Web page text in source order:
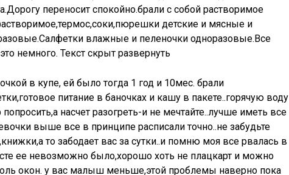
переносит спокойно.брали с собой растворимое
детские и мясные и
влажные и пеленочки одноразовые.Все
немного. Текст скрыт развернуть
в купе, ей было тогда 1 год и 10мес. брали
питание в баночках и кашу в пакете..горячую воду
насчет разогреть-и не мечтайте..лучше иметь все
выше все в принципе расписали точно..не забудьте
то забодает вас за сутки..и помню моя все рвалась в
ее невозможно было,хорошо хоть не плацкарт и можно
окон. у вас малыш меньше,этой проблемы наверно пока